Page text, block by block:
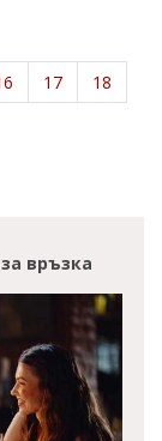
17 18
връзка